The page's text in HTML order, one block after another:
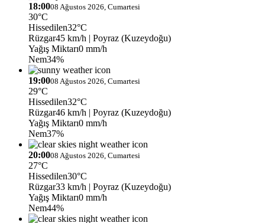
18:0008 Ağustos 2026, Cumartesi
30°C
Hissedilen32°C
Rüzgar45 km/h | Poyraz (Kuzeydoğu)
Yağış Miktarı0 mm/h
Nem34%
19:0008 Ağustos 2026, Cumartesi
29°C
Hissedilen32°C
Rüzgar46 km/h | Poyraz (Kuzeydoğu)
Yağış Miktarı0 mm/h
Nem37%
20:0008 Ağustos 2026, Cumartesi
27°C
Hissedilen30°C
Rüzgar33 km/h | Poyraz (Kuzeydoğu)
Yağış Miktarı0 mm/h
Nem44%